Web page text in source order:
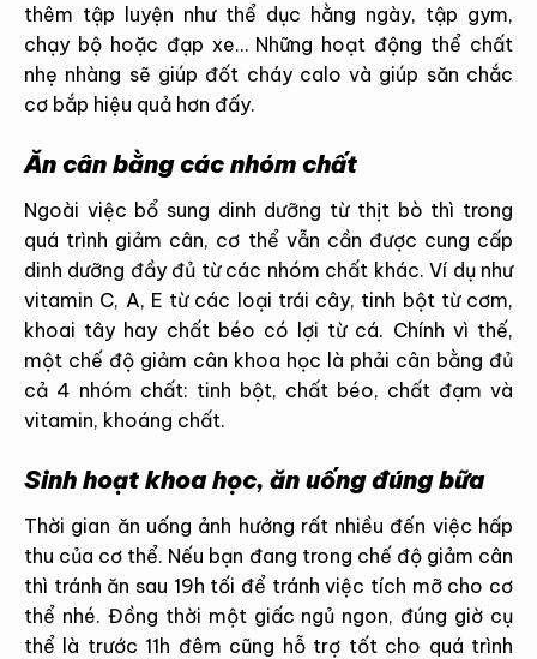
thêm tập luyện như thể dục hằng ngày, tập gym,
chạy bộ hoặc đạp xe… Những hoạt động thể chất
nhẹ nhàng sẽ giúp đốt cháy calo và giúp săn chắc
cơ bắp hiệu quả hơn đấy.
Ăn cân bằng các nhóm chất
Ngoài việc bổ sung dinh dưỡng từ thịt bò thì trong
quá trình giảm cân, cơ thể vẫn cần được cung cấp
dinh dưỡng đầy đủ từ các nhóm chất khác. Ví dụ như
vitamin C, A, E từ các loại trái cây, tinh bột từ cơm,
khoai tây hay chất béo có lợi từ cá. Chính vì thế,
một chế độ giảm cân khoa học là phải cân bằng đủ
cả 4 nhóm chất: tinh bột, chất béo, chất đạm và
vitamin, khoáng chất.
Sinh hoạt khoa học, ăn uống đúng bữa
Thời gian ăn uống ảnh hưởng rất nhiều đến việc hấp
thu của cơ thể. Nếu bạn đang trong chế độ giảm cân
thì tránh ăn sau 19h tối để tránh việc tích mỡ cho cơ
thể nhé. Đồng thời một giấc ngủ ngon, đúng giờ cụ
thể là trước 11h đêm cũng hỗ trợ tốt cho quá trình